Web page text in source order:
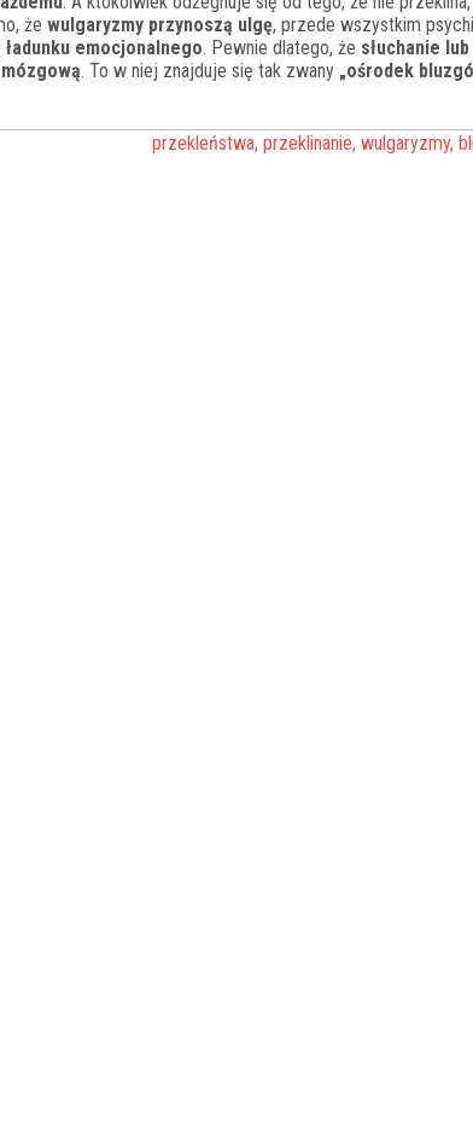
że wulgaryzmy przynoszą ulgę, przede wszystkim
emocjonalnego. Pewnie dlatego, że słuchanie
. To w niej znajduje się tak zwany „ośrodek